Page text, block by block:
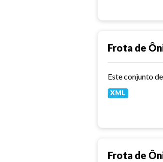
Frota de
XML
Frota de